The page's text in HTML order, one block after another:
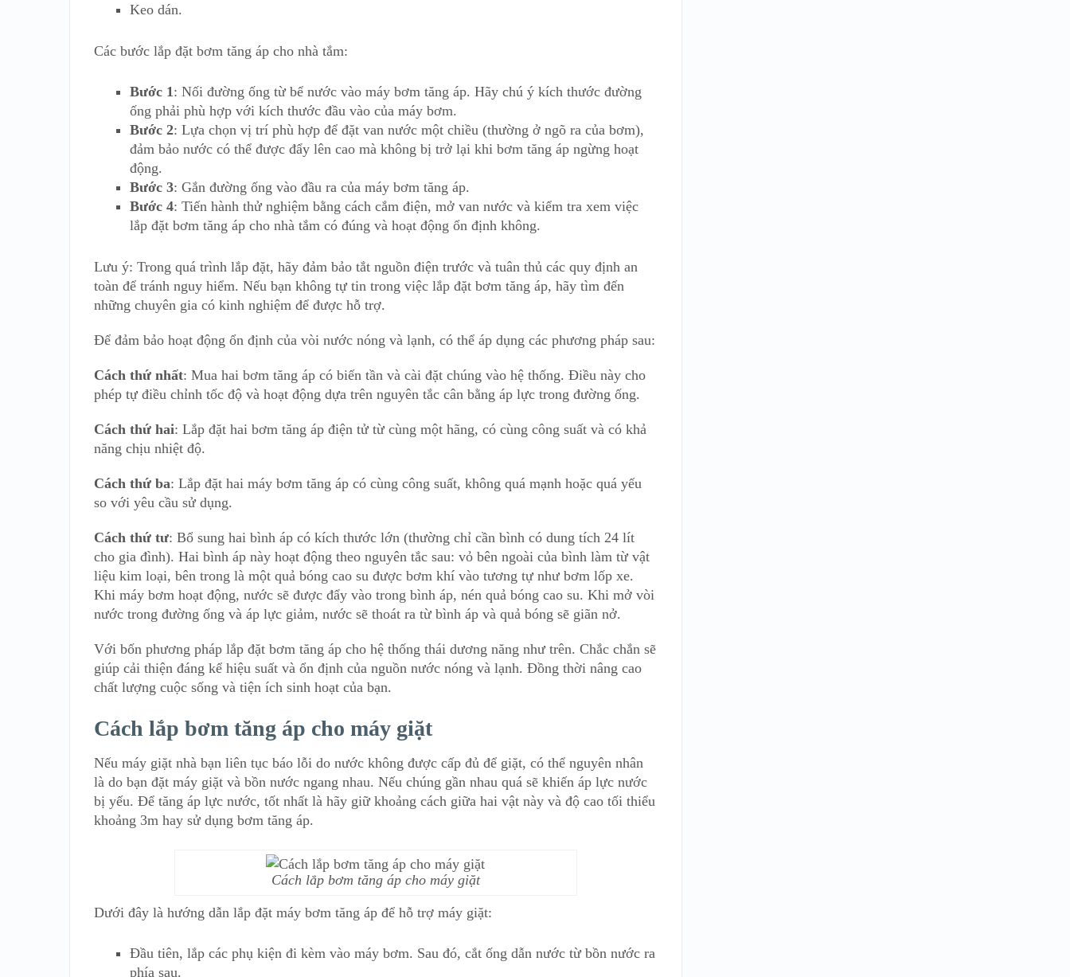
Keo dán.
Các bước lắp đặt bơm tăng áp cho nhà tắm:
Bước 1 : Nối đường ống từ bể nước vào máy bơm tăng áp. Hãy chú ý kích thước đường
ống phải phù hợp với kích thước đầu vào của máy bơm.
Bước 2: Lựa chọn vị trí phù hợp để đặt van nước một chiều (thường ở ngõ ra của bơm),
đảm bảo nước có thể được đẩy lên cao mà không bị trở lại khi bơm tăng áp ngừng hoạt
động.
Bước 3: Gắn đường ống vào đầu ra của máy bơm tăng áp.
Bước 4: Tiến hành thử nghiệm bằng cách cắm điện, mở van nước và kiểm tra xem việc
lắp đặt bơm tăng áp cho nhà tắm có đúng và hoạt động ổn định không.
Lưu ý: Trong quá trình lắp đặt, hãy đảm bảo tắt nguồn điện trước và tuân thủ các quy định an
toàn để tránh nguy hiểm. Nếu bạn không tự tin trong việc lắp đặt bơm tăng áp, hãy tìm đến
những chuyên gia có kinh nghiệm để được hỗ trợ.
Để đảm bảo hoạt động ổn định của vòi nước nóng và lạnh, có thể áp dụng các phương pháp sau:
Cách thứ nhất: Mua hai bơm tăng áp có biến tần và cài đặt chúng vào hệ thống. Điều này cho
phép tự điều chỉnh tốc độ và hoạt động dựa trên nguyên tắc cân bằng áp lực trong đường ống.
Cách thứ hai: Lắp đặt hai bơm tăng áp điện tử từ cùng một hãng, có cùng công suất và có khả
năng chịu nhiệt độ.
Cách thứ ba: Lắp đặt hai máy bơm tăng áp có cùng công suất, không quá mạnh hoặc quá yếu
so với yêu cầu sử dụng.
Cách thứ tư: Bổ sung hai bình áp có kích thước lớn (thường chỉ cần bình có dung tích 24 lít
cho gia đình). Hai bình áp này hoạt động theo nguyên tắc sau: vỏ bên ngoài của bình làm từ vật
liệu kim loại, bên trong là một quả bóng cao su được bơm khí vào tương tự như bơm lốp xe.
Khi máy bơm hoạt động, nước sẽ được đẩy vào trong bình áp, nén quả bóng cao su. Khi mở vòi
nước trong đường ống và áp lực giảm, nước sẽ thoát ra từ bình áp và quả bóng sẽ giãn nở.
Với bốn phương pháp lắp đặt bơm tăng áp cho hệ thống thái dương năng như trên. Chắc chắn sẽ
giúp cải thiện đáng kể hiệu suất và ổn định của nguồn nước nóng và lạnh. Đồng thời nâng cao
chất lượng cuộc sống và tiện ích sinh hoạt của bạn.
Cách lắp bơm tăng áp cho máy giặt
Nếu máy giặt nhà bạn liên tục báo lỗi do nước không được cấp đủ để giặt, có thể nguyên nhân
là do bạn đặt máy giặt và bồn nước ngang nhau. Nếu chúng gần nhau quá sẽ khiến áp lực nước
bị yếu. Để tăng áp lực nước, tốt nhất là hãy giữ khoảng cách giữa hai vật này và độ cao tối thiểu
khoảng 3m hay sử dụng bơm tăng áp.
Cách lắp bơm tăng áp cho máy giặt
Dưới đây là hướng dẫn lắp đặt máy bơm tăng áp để hỗ trợ máy giặt:
Đầu tiên, lắp các phụ kiện đi kèm vào máy bơm. Sau đó, cắt ống dẫn nước từ bồn nước ra
phía sau.